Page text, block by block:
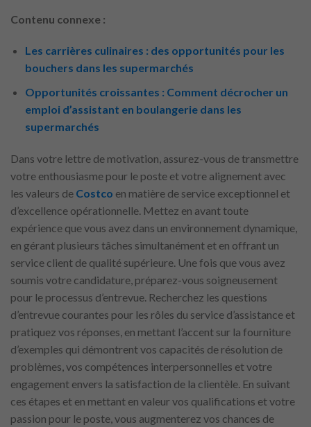
Contenu connexe :
Les carrières culinaires : des opportunités pour les
bouchers dans les supermarchés
Opportunités croissantes : Comment décrocher un
emploi d’assistant en boulangerie dans les
supermarchés
Dans votre lettre de motivation, assurez-vous de transmettre
votre enthousiasme pour le poste et votre alignement avec
les valeurs de Costco en matière de service exceptionnel et
d’excellence opérationnelle. Mettez en avant toute
expérience que vous avez dans un environnement dynamique,
en gérant plusieurs tâches simultanément et en offrant un
service client de qualité supérieure. Une fois que vous avez
soumis votre candidature, préparez-vous soigneusement
pour le processus d’entrevue. Recherchez les questions
d’entrevue courantes pour les rôles du service d’assistance et
pratiquez vos réponses, en mettant l’accent sur la fourniture
d’exemples qui démontrent vos capacités de résolution de
problèmes, vos compétences interpersonnelles et votre
engagement envers la satisfaction de la clientèle. En suivant
ces étapes et en mettant en valeur vos qualifications et votre
passion pour le poste, vous augmenterez vos chances de